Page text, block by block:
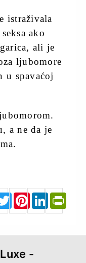
istraživala
ako
ali je
ljubomore
u spavaćoj
a ne da je
T
w
e
r
P
re
s
t
L
d
I
n
-